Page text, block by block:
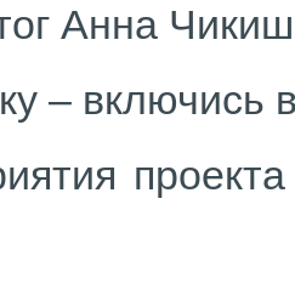
Анна
– включись